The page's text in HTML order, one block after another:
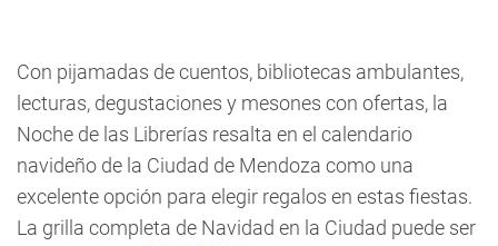
Con pijamadas de cuentos, bibliotecas ambulantes,
lecturas, degustaciones y mesones con ofertas, la
Noche de las Librerías resalta en el calendario
navideño de la Ciudad de Mendoza como una
excelente opción para elegir regalos en estas fiestas.
La grilla completa de Navidad en la Ciudad puede ser